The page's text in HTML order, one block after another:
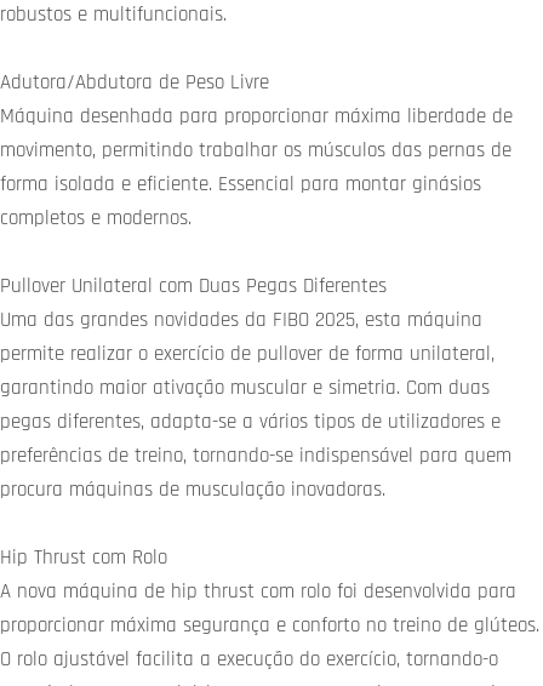
robustos e multifuncionais.
Adutora/Abdutora de Peso Livre
Máquina desenhada para proporcionar máxima liberdade de
movimento, permitindo trabalhar os músculos das pernas de
forma isolada e eficiente. Essencial para montar ginásios
completos e modernos.
Pullover Unilateral com Duas Pegas Diferentes
Uma das grandes novidades da FIBO 2025, esta máquina
permite realizar o exercício de pullover de forma unilateral,
garantindo maior ativação muscular e simetria. Com duas
pegas diferentes, adapta-se a vários tipos de utilizadores e
preferências de treino, tornando-se indispensável para quem
procura máquinas de musculação inovadoras.
Hip Thrust com Rolo
A nova máquina de hip thrust com rolo foi desenvolvida para
proporcionar máxima segurança e conforto no treino de glúteos.
O rolo ajustável facilita a execução do exercício, tornando-o